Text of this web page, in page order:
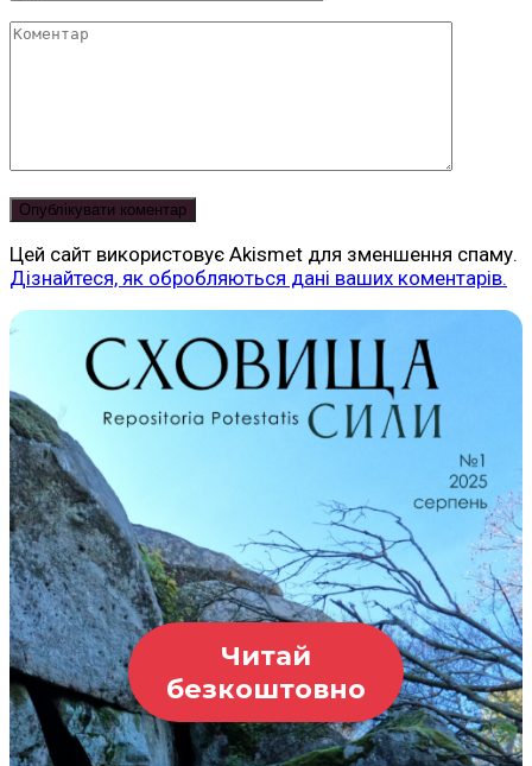
Коментар
Цей сайт використовує Akismet для зменшення спаму.
Дізнайтеся, як обробляються дані ваших коментарів.
Читай
безкоштовно